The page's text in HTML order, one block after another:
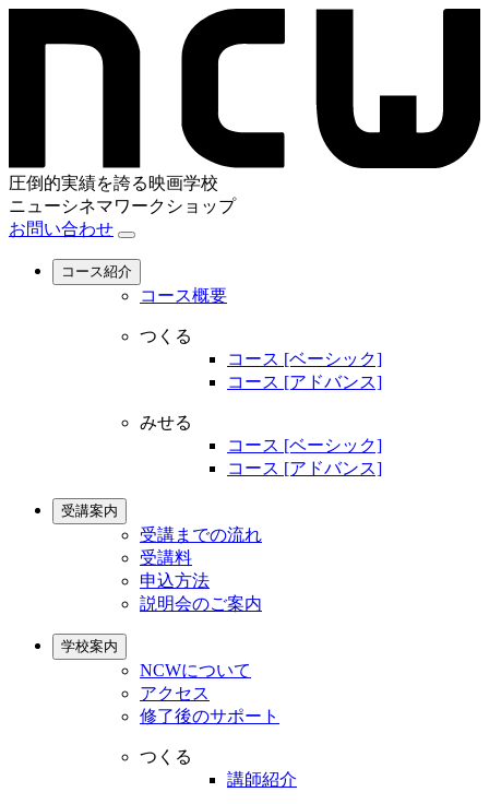
圧倒的実績を誇る映画学校
ニューシネマワークショップ
お問い合わせ
コース紹介
コース概要
つくる
コース [ベーシック]
コース [アドバンス]
みせる
コース [ベーシック]
コース [アドバンス]
受講案内
受講までの流れ
受講料
申込方法
説明会のご案内
学校案内
NCWについて
アクセス
修了後のサポート
つくる
講師紹介